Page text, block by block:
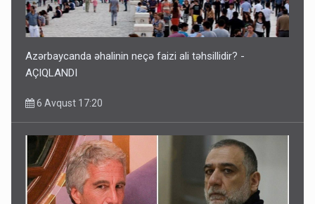
Azərbaycanda əhalinin neçə faizi ali təhsillidir? -
AÇIQLANDI
6 Avqust 17:20